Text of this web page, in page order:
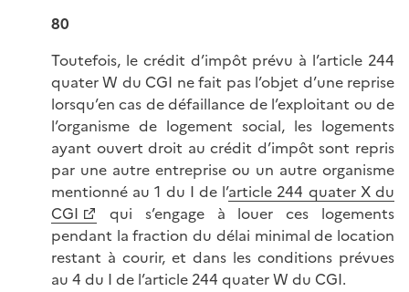
80
Toutefois, le crédit d’impôt prévu à l’article 244
quater W du CGI ne fait pas l’objet d’une reprise
lorsqu’en cas de défaillance de l’exploitant ou de
l’organisme de logement social, les logements
ayant ouvert droit au crédit d’impôt sont repris
par une autre entreprise ou un autre organisme
mentionné au 1 du I de l’article 244 quater X du
CGI
qui s’engage à louer ces logements
pendant la fraction du délai minimal de location
restant à courir, et dans les conditions prévues
au 4 du I de l’article 244 quater W du CGI.